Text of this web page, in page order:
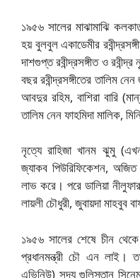
১৯৫৬ সালের মাঝামাঝি
হয় বুলবুল একাডেমীর
দাশগুপ্ত রবীন্দ্রসঙ্গীত ও
বছর রবীন্দ্রসঙ্গীতের তালিম
আবদুর রহিম, বাশিরা বারি
তালিম নেন ফাহমিদা মালিক,
নৃত্যে রাহিজা খানম ঝুমু
জ্যাকব পিউরিফিকেশন, অজিত
লাভ করে। পরে ডালিয়া
লায়লী চৌধুরী, জুবায়দা মাহবুব
১৯৫৬ সালের শেষে চীন
প্রধানমন্ত্রী চৌ এন লাই।
এভিনিউ) সদ্য গুলিস্তান